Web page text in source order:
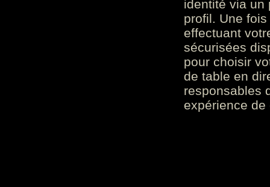
identité via un
profil. Une
effectuant
sécurisées
pour choisir
de table en
responsables
expérience